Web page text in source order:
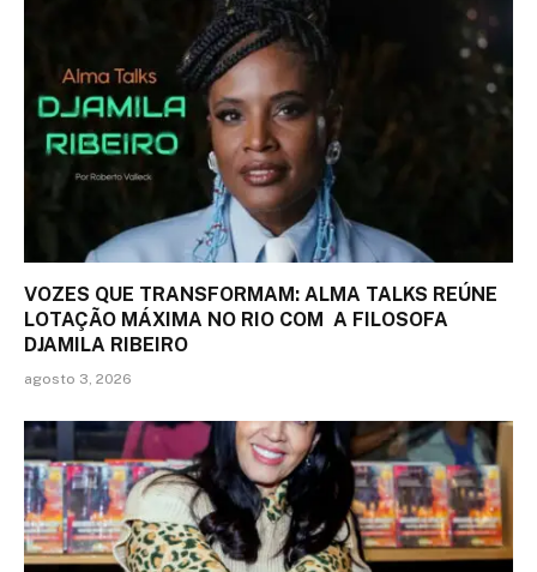
VOZES QUE TRANSFORMAM: ALMA TALKS REÚNE
LOTAÇÃO MÁXIMA NO RIO COM A FILOSOFA
DJAMILA RIBEIRO
agosto 3, 2026